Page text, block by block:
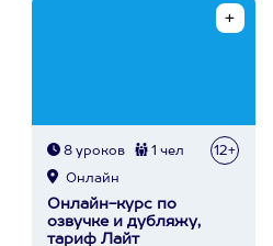
8 уроков 1 чел 12+
Онлайн
Онлайн-курс по
озвучке и дубляжу,
тариф Лайт